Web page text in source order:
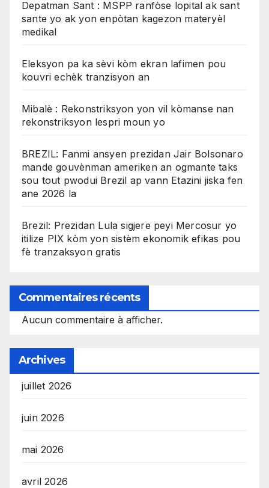
Depatman Sant : MSPP ranfòse lopital ak sant
sante yo ak yon enpòtan kagezon materyèl
medikal
Eleksyon pa ka sèvi kòm ekran lafimen pou
kouvri echèk tranzisyon an
Mibalè : Rekonstriksyon yon vil kòmanse nan
rekonstriksyon lespri moun yo
BREZIL: Fanmi ansyen prezidan Jair Bolsonaro
mande gouvènman ameriken an ogmante taks
sou tout pwodui Brezil ap vann Etazini jiska fen
ane 2026 la
Brezil: Prezidan Lula sigjere peyi Mercosur yo
itilize PIX kòm yon sistèm ekonomik efikas pou
fè tranzaksyon gratis
Commentaires récents
Aucun commentaire à afficher.
Archives
juillet 2026
juin 2026
mai 2026
avril 2026